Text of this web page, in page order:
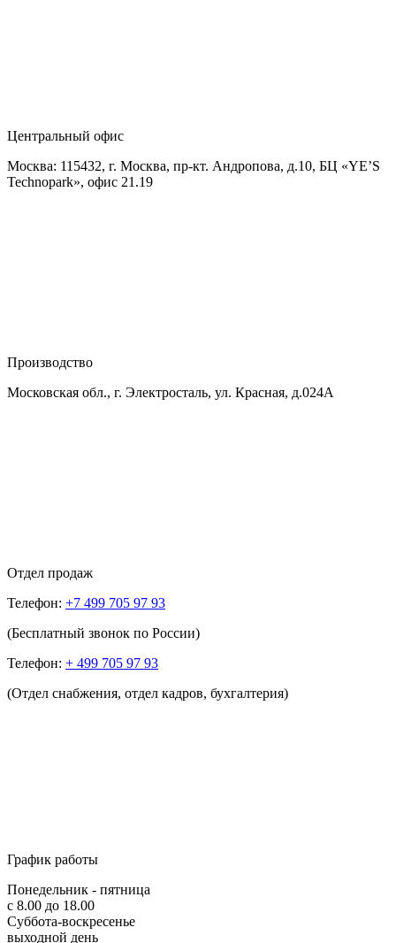
Центральный офис
Москва: 115432, г. Москва, пр-кт. Андропова, д.10, БЦ «YE’S
Technopark», офис 21.19
Производство
Московская обл., г. Электросталь, ул. Красная, д.024А
Отдел продаж
Телефон: +7 499 705 97 93
(Бесплатный звонок по России)
Телефон: + 499 705 97 93
(Отдел снабжения, отдел кадров, бухгалтерия)
График работы
Понедельник - пятница
с 8.00 до 18.00
Суббота-воскресенье
выходной день